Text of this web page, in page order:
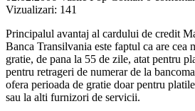
Vizualizari: 141
Principalul avantaj al cardului de credit
Banca Transilvania este faptul ca are cea
gratie, de pana la 55 de zile, atat pentru
pentru retrageri de numerar de la
ofera perioada de gratie doar pentru
sau la alti furnizori de servicii.